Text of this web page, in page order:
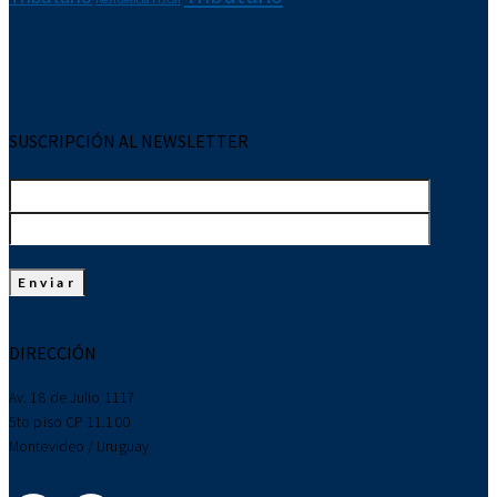
SUSCRIPCIÓN AL NEWSLETTER
DIRECCIÓN
Av. 18 de Julio 1117
5to piso CP 11.100
Montevideo / Uruguay